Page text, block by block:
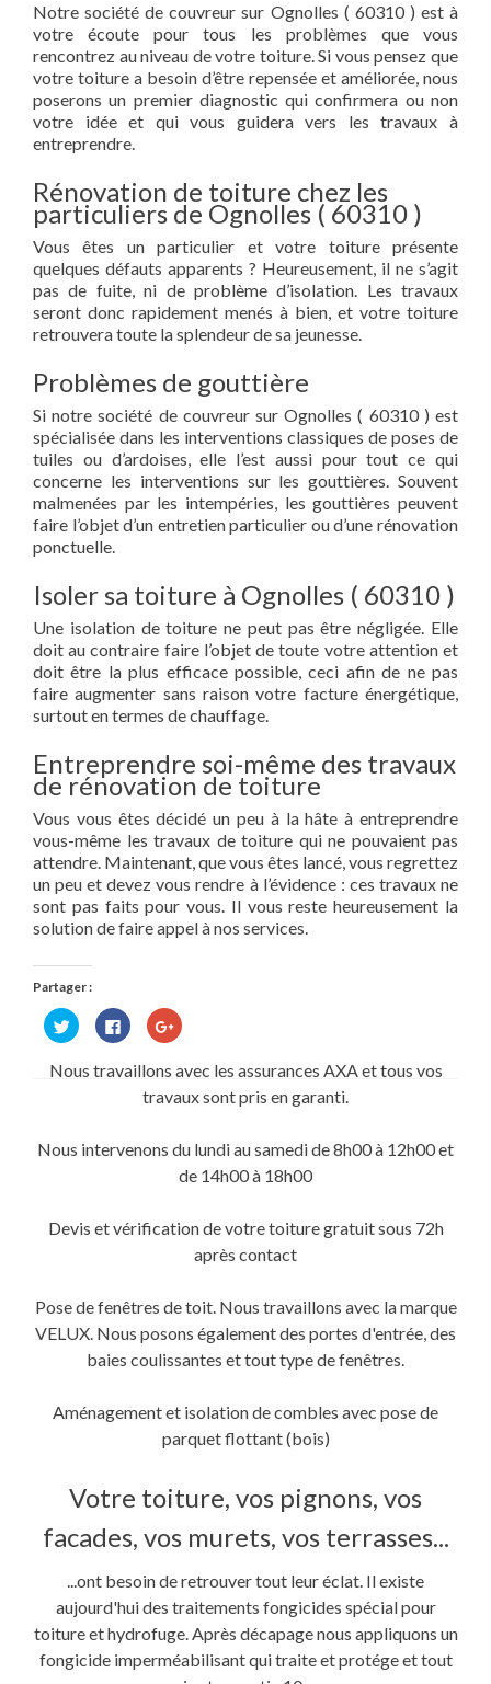
Notre société de couvreur sur Ognolles ( 60310 ) est à
votre écoute pour tous les problèmes que vous
rencontrez au niveau de votre toiture. Si vous pensez que
votre toiture a besoin d’être repensée et améliorée, nous
poserons un premier diagnostic qui confirmera ou non
votre idée et qui vous guidera vers les travaux à
entreprendre.
Rénovation de toiture chez les
particuliers de Ognolles ( 60310 )
Vous êtes un particulier et votre toiture présente
quelques défauts apparents ? Heureusement, il ne s’agit
pas de fuite, ni de problème d’isolation. Les travaux
seront donc rapidement menés à bien, et votre toiture
retrouvera toute la splendeur de sa jeunesse.
Problèmes de gouttière
Si notre société de couvreur sur Ognolles ( 60310 ) est
spécialisée dans les interventions classiques de poses de
tuiles ou d’ardoises, elle l’est aussi pour tout ce qui
concerne les interventions sur les gouttières. Souvent
malmenées par les intempéries, les gouttières peuvent
faire l’objet d’un entretien particulier ou d’une rénovation
ponctuelle.
Isoler sa toiture à Ognolles ( 60310 )
Une isolation de toiture ne peut pas être négligée. Elle
doit au contraire faire l’objet de toute votre attention et
doit être la plus efficace possible, ceci afin de ne pas
faire augmenter sans raison votre facture énergétique,
surtout en termes de chauffage.
Entreprendre soi-même des travaux
de rénovation de toiture
Vous vous êtes décidé un peu à la hâte à entreprendre
vous-même les travaux de toiture qui ne pouvaient pas
attendre. Maintenant, que vous êtes lancé, vous regrettez
un peu et devez vous rendre à l’évidence : ces travaux ne
sont pas faits pour vous. Il vous reste heureusement la
solution de faire appel à nos services.
Partager :
Cliquez
pour
partager
Twitter(ouvre
Cliquez
pour
partager
sur
Facebook(ouvre
dans
une
Cliquez
pour
Google+
dans
fenêtre)
Nous travaillons avec les assurances AXA et tous vos
travaux sont pris en garanti.
Nous intervenons du lundi au samedi de 8h00 à 12h00 et
de 14h00 à 18h00
Devis et vérification de votre toiture gratuit sous 72h
après contact
Pose de fenêtres de toit. Nous travaillons avec la marque
VELUX. Nous posons également des portes d'entrée, des
baies coulissantes et tout type de fenêtres.
Aménagement et isolation de combles avec pose de
parquet flottant (bois)
Votre toiture, vos pignons, vos
facades, vos murets, vos terrasses...
...ont besoin de retrouver tout leur éclat. Il existe
aujourd'hui des traitements fongicides spécial pour
toiture et hydrofuge. Après décapage nous appliquons un
fongicide imperméabilisant qui traite et protége et tout